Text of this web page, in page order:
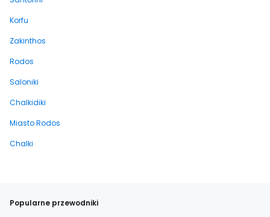
Korfu
Zakinthos
Rodos
Saloniki
Chalkidiki
Miasto Rodos
Chalki
Popularne przewodniki